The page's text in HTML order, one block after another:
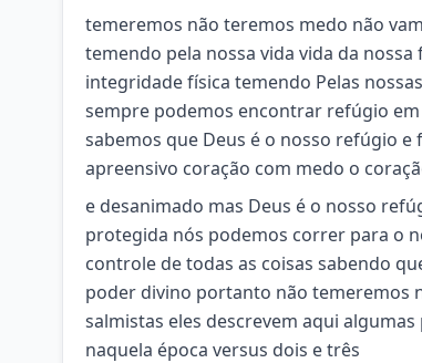
temeremos não teremos medo não
temendo pela nossa vida vida da
integridade física temendo Pelas
sempre podemos encontrar refúgio
sabemos que Deus é o nosso refúgio
apreensivo coração com medo o
e desanimado mas Deus é o nosso
protegida nós podemos correr para o
controle de todas as coisas sabendo
poder divino portanto não temeremos
salmistas eles descrevem aqui
naquela época versus dois e três